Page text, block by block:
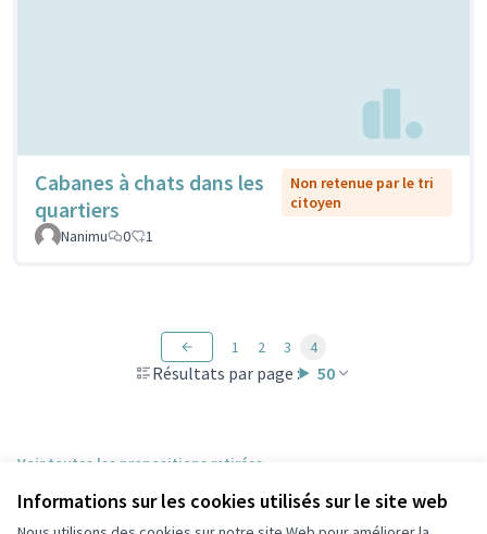
Informations sur les cookies utilisés sur le site web
Cabanes à chats dans les
quartiers
Non retenue par le tri
citoyen
Nanimu
0 1
Résultats par page : 50
1 2 3 4
Voir toutes les propositions retirées